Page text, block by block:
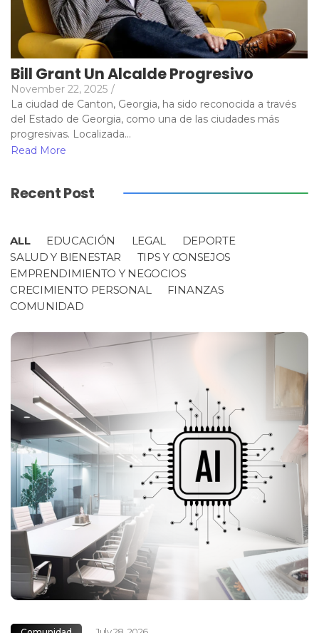
Bill Grant Un Alcalde Progresivo
November 22, 2025 /
La ciudad de Canton, Georgia, ha sido reconocida a través
del Estado de Georgia, como una de las ciudades más
progresivas. Localizada...
Read More
Recent Post
ALL EDUCACIÓN LEGAL
DEPORTE
SALUD Y BIENESTAR
TIPS Y CONSEJOS
EMPRENDIMIENTO Y NEGOCIOS
CRECIMIENTO PERSONAL
FINANZAS
COMUNIDAD